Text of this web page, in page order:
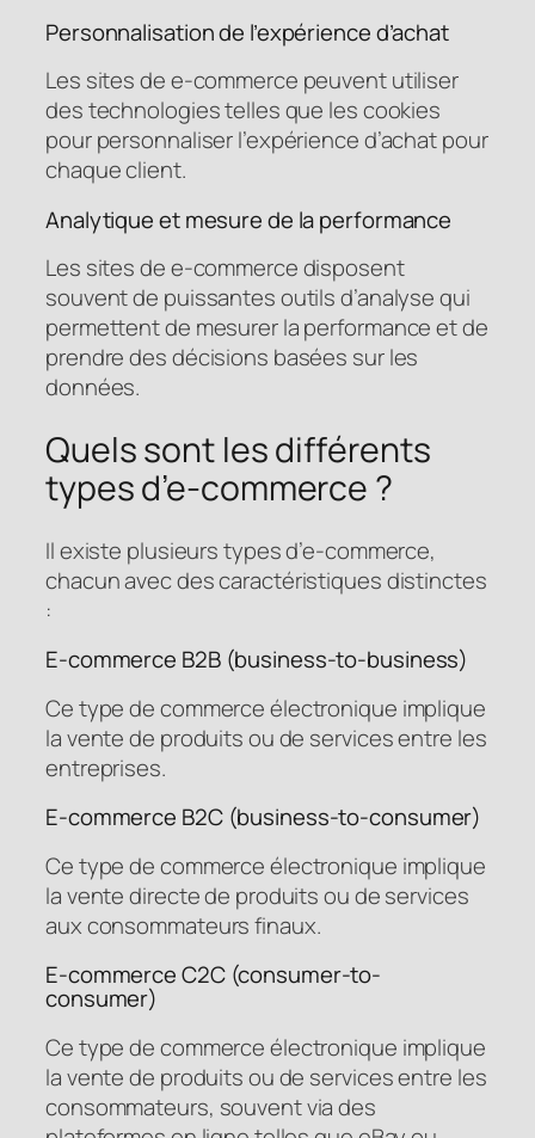
Personnalisation de l’expérience d’achat
Les sites de e-commerce peuvent utiliser
des technologies telles que les cookies
pour personnaliser l’expérience d’achat pour
chaque client.
Analytique et mesure de la performance
Les sites de e-commerce disposent
souvent de puissantes outils d’analyse qui
permettent de mesurer la performance et de
prendre des décisions basées sur les
données.
Quels sont les différents
types d’e-commerce ?
Il existe plusieurs types d’e-commerce,
chacun avec des caractéristiques distinctes
:
E-commerce B2B (business-to-business)
Ce type de commerce électronique implique
la vente de produits ou de services entre les
entreprises.
E-commerce B2C (business-to-consumer)
Ce type de commerce électronique implique
la vente directe de produits ou de services
aux consommateurs finaux.
E-commerce C2C (consumer-to-
consumer)
Ce type de commerce électronique implique
la vente de produits ou de services entre les
consommateurs, souvent via des